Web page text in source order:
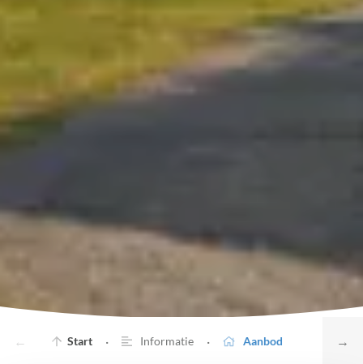
← →
Start · Informatie · Aanbod